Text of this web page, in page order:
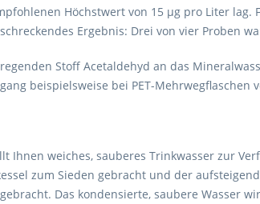
Höchstwert von 15 µg pro Liter lag.
Ergebnis: Drei von vier Proben
Stoff Acetaldehyd an das
beispielsweise bei PET-Mehrwegflaschen
Ihnen weiches, sauberes Trinkwasser zur
zum Sieden gebracht und der
Das kondensierte, saubere Wasser